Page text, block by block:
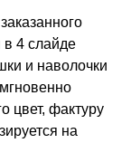
4 слайде
и наволочки
цвет, фактуру
на